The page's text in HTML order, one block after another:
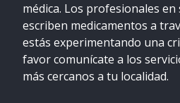
médica. Los profesionales
escriben medicamentos a
estás experimentando una
favor comunícate a los
más cercanos a tu localidad.